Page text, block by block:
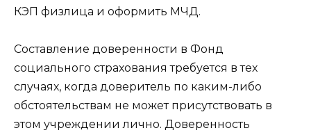
КЭП физлица и оформить МЧД.
Составление доверенности в Фонд
социального страхования требуется в тех
случаях, когда доверитель по каким-либо
обстоятельствам не может присутствовать в
этом учреждении лично. Доверенность